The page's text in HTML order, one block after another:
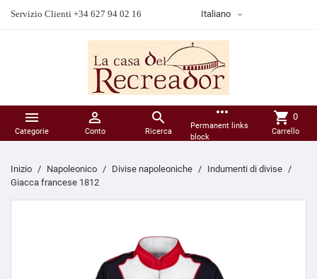
Servizio Clienti +34 627 94 02 16 Italiano 

Categorie

Conto

Ricerca
more_horiz
Permanent links
block
shopping_cart 0
Carrello
Inizio Napoleonico Divise napoleoniche
Indumenti di divise
Giacca francese 1812